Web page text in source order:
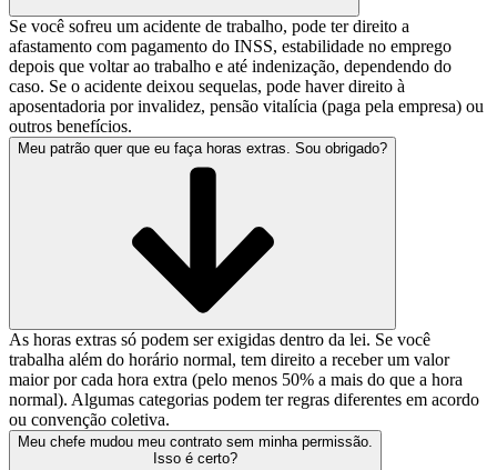
Se você sofreu um acidente de trabalho, pode ter direito a
afastamento com pagamento do INSS, estabilidade no emprego
depois que voltar ao trabalho e até indenização, dependendo do
caso. Se o acidente deixou sequelas, pode haver direito à
aposentadoria por invalidez, pensão vitalícia (paga pela empresa) ou
outros benefícios.
Meu patrão quer que eu faça horas extras. Sou obrigado?
As horas extras só podem ser exigidas dentro da lei. Se você
trabalha além do horário normal, tem direito a receber um valor
maior por cada hora extra (pelo menos 50% a mais do que a hora
normal). Algumas categorias podem ter regras diferentes em acordo
ou convenção coletiva.
Meu chefe mudou meu contrato sem minha permissão.
Isso é certo?